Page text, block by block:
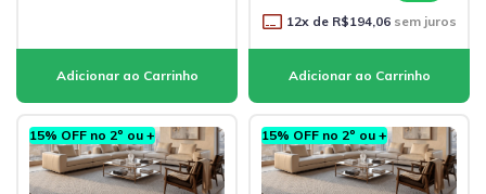
12x de R$194,06sem juros
15% OFF no 2º ou + 15% OFF no 2º ou +